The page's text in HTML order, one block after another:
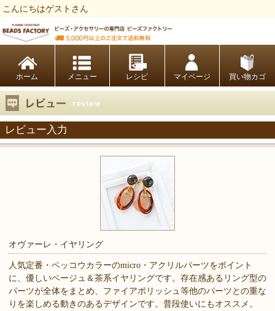
こんにちはゲストさん
ホーム レシピ マイページ 買い物カゴ
レビュー入力
オヴァーレ・イヤリング
人気定番・ベッコウカラーのmicro・アクリルパーツをポイント
に、優しいベージュ＆茶系イヤリングです。存在感あるリング型の
パーツが全体をまとめ、ファイアポリッシュ等他のパーツとの重な
りを楽しめる動きのあるデザインです。普段使いにもオススメ。